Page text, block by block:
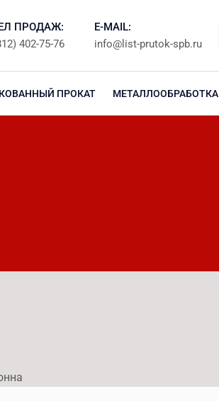
ПРОДАЖ:
402-75-76
E-MAIL:
info@list-prutok-spb.ru
ПРОКАТ МЕТАЛЛООБРАБОТКА